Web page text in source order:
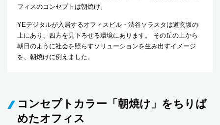
フィスのコンセプトは朝焼け。
YEデジタルが入居するオフィスビル・渋谷ソラスタは道玄坂の
上にあり、四方を見下ろせる環境にあります。 その丘の上から
朝日のように社会を照らすソリューションを生み出すイメージ
を、朝焼けに例えました。
コンセプトカラー「朝焼け」をちりば
めたオフィス